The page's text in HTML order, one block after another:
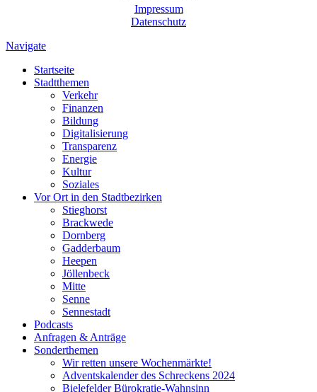
Impressum
Datenschutz
Navigate
Startseite
Stadtthemen
Verkehr
Finanzen
Bildung
Digitalisierung
Transparenz
Energie
Kultur
Soziales
Vor Ort in den Stadtbezirken
Stieghorst
Brackwede
Dornberg
Gadderbaum
Heepen
Jöllenbeck
Mitte
Senne
Sennestadt
Podcasts
Anfragen & Anträge
Sonderthemen
Wir retten unsere Wochenmärkte!
Adventskalender des Schreckens 2024
Bielefelder Bürokratie-Wahnsinn